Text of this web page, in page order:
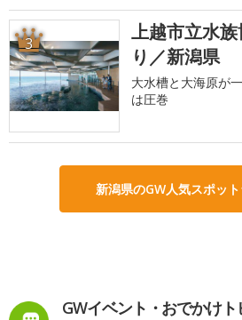
3
上越市立水
り／新潟県
大水槽と大海原が
は圧巻
新潟県のGW人気スポッ
GWイベント・おでかけト